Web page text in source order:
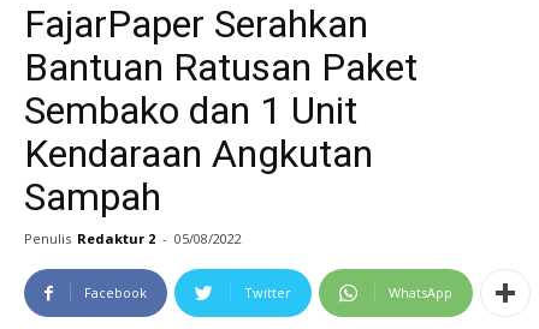
FajarPaper Serahkan
Bantuan Ratusan Paket
Sembako dan 1 Unit
Kendaraan Angkutan
Sampah
Penulis Redaktur 2 - 05/08/2022
Facebook Twitter WhatsApp